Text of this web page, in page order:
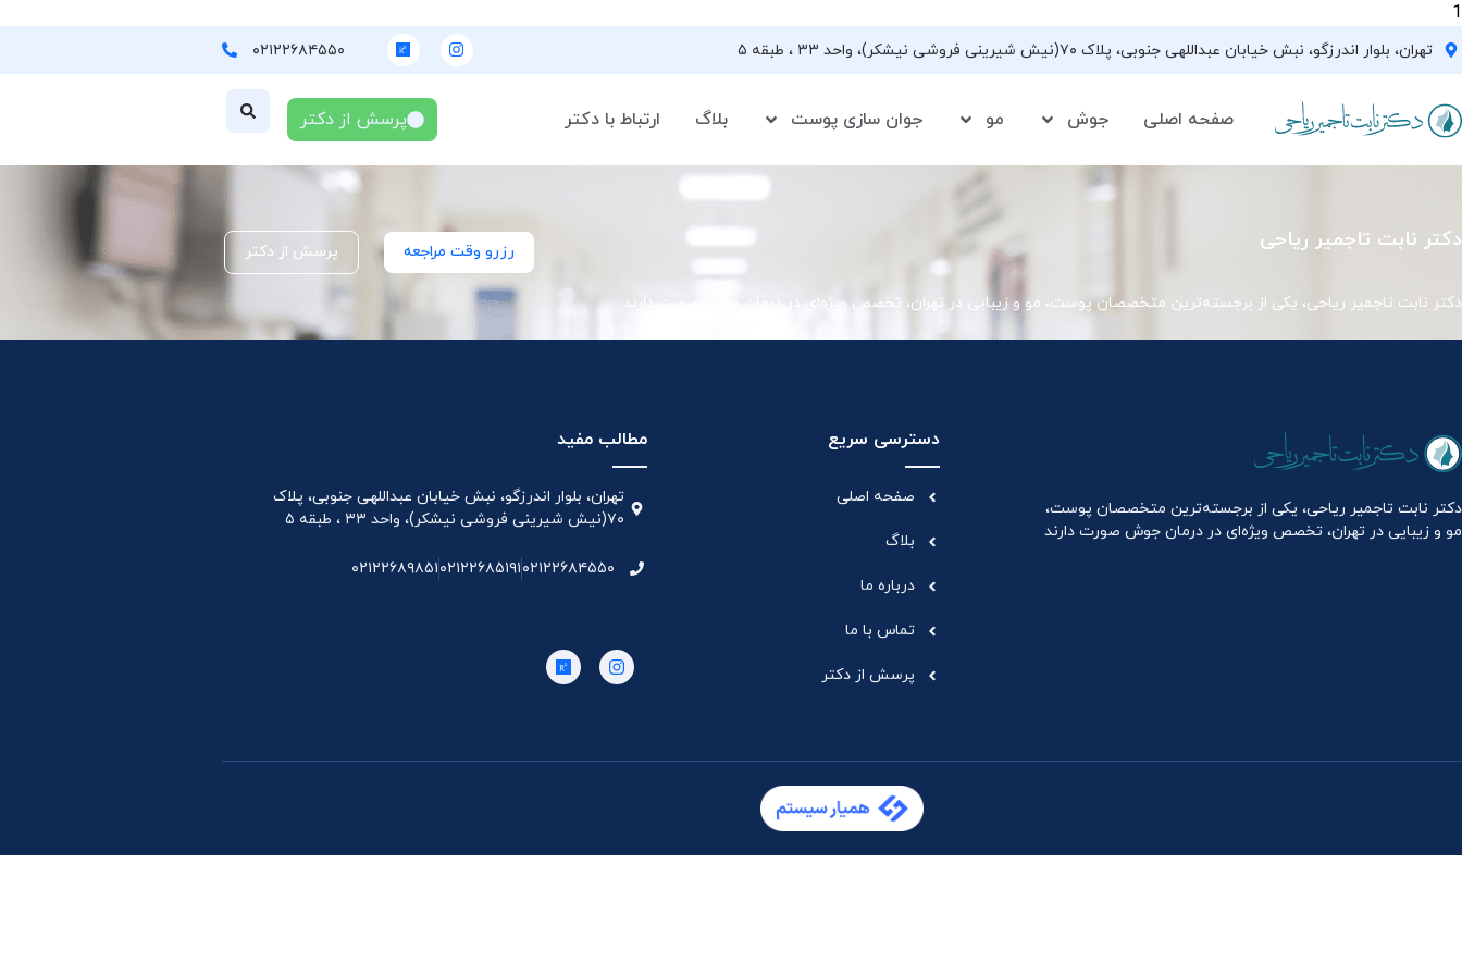
1
تهران، بلوار اندرزگو، نبش خیابان عبداللهی جنوبی، پلاک ۷۰(نیش شیرینی فروشی نیشکر)، واحد ۳۳ ، طبقه ۵ ۰۲۱۲۲۶۸۴۵۵۰
صفحه اصلی جوش مو جوان سازی پوست بلاگ ارتباط با دکتر پرسش از دکتر
دکتر نابت تاجمیر ریاحی
دکتر نابت تاجمیر ریاحی، یکی از برجسته‌ترین متخصصان پوست، مو و زیبایی در تهران، تخصص ویژه‌ای در درمان جوش صورت دارند
رزرو وقت مراجعه پرسش از دکتر
دکتر نابت تاجمیر ریاحی، یکی از برجسته‌ترین متخصصان پوست،
مو و زیبایی در تهران، تخصص ویژه‌ای در درمان جوش صورت دارند
دسترسی سریع
صفحه اصلی
بلاگ
درباره ما
تماس با ما
پرسش از دکتر
مطالب مفید
تهران، بلوار اندرزگو، نبش خیابان عبداللهی جنوبی، پلاک
۷۰(نیش شیرینی فروشی نیشکر)، واحد ۳۳ ، طبقه ۵
۰۲۱۲۲۶۸۴۵۵۰۰۲۱۲۲۶۸۵۱۹۱۰۲۱۲۲۶۸۹۸۵۱